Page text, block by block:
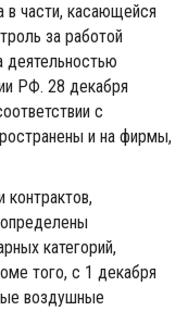
части, касающейся
за работой
деятельностью
РФ. 28 декабря
с
и на фирмы,
контрактов,
категорий,
того, с 1 декабря
воздушные